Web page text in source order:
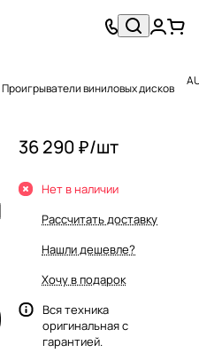
Проигрыватели виниловых дисков
36 290 ₽/шт
Нет в наличии
Рассчитать доставку
Нашли дешевле?
Хочу в подарок
Вся техника
оригинальная с
гарантией.